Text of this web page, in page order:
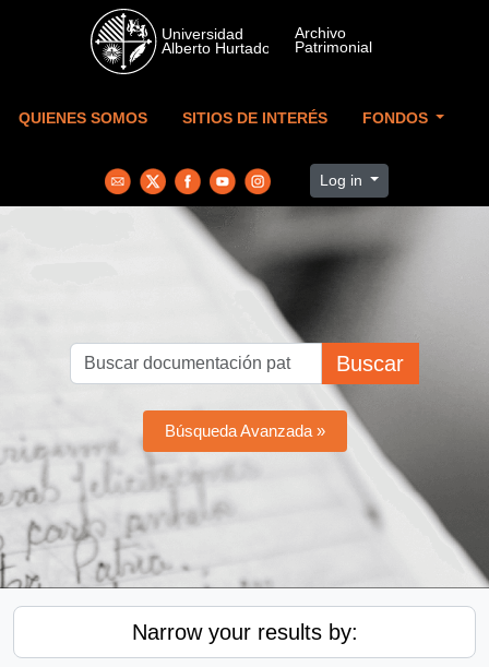
Skip to main content
QUIENES SOMOS SITIOS DE INTERÉS FONDOS
Log in
Buscar
Búsqueda Avanzada »
Narrow your results by: